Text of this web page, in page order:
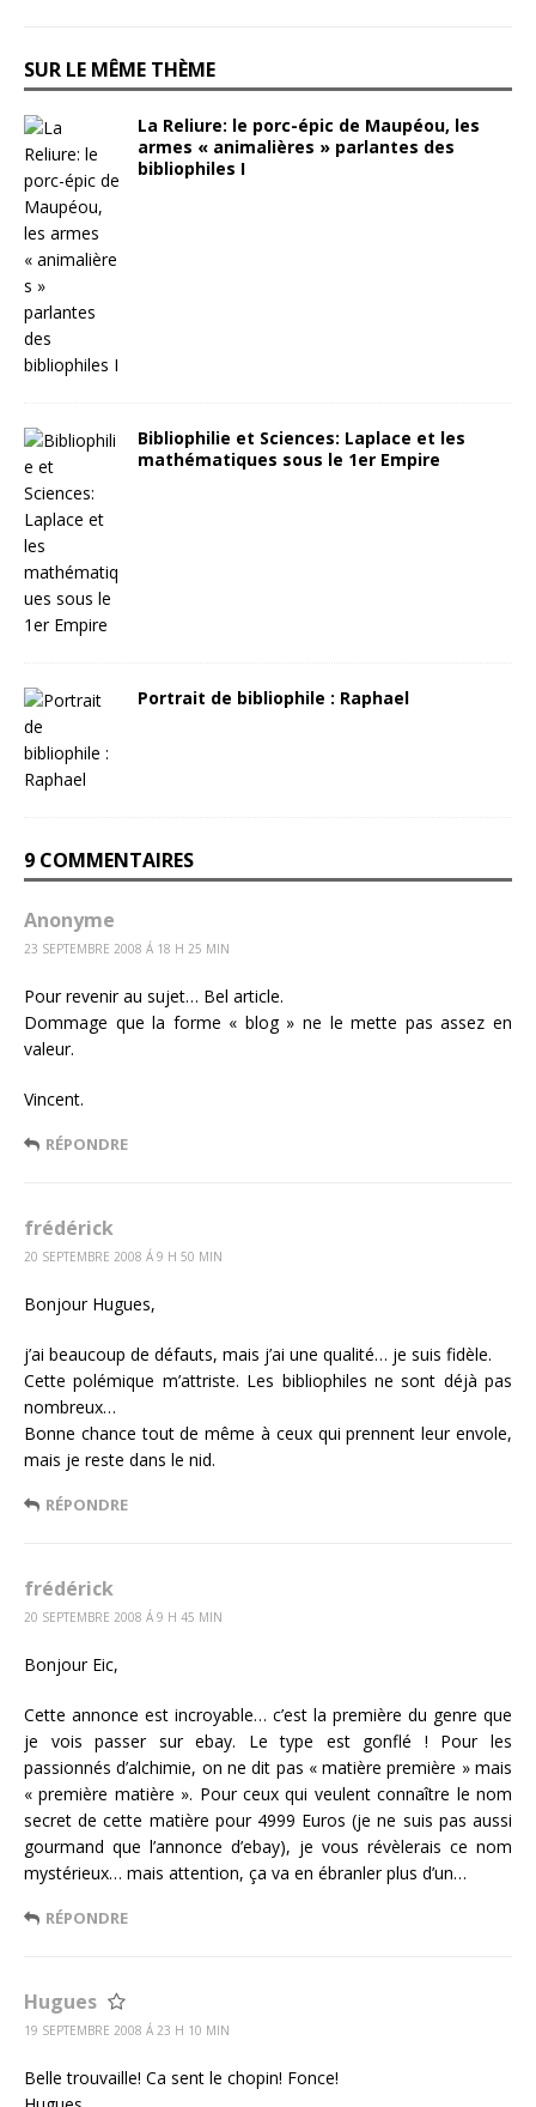
SUR LE MÊME THÈME
La Reliure: le porc-épic de Maupéou, les
armes « animalières » parlantes des
bibliophiles I
Bibliophilie et Sciences: Laplace et les
mathématiques sous le 1er Empire
Portrait de bibliophile : Raphael
9 COMMENTAIRES
Anonyme
23 SEPTEMBRE 2008 Á 18 H 25 MIN
Pour revenir au sujet… Bel article.
Dommage que la forme « blog » ne le mette pas assez en
valeur.
Vincent.
RÉPONDRE
frédérick
20 SEPTEMBRE 2008 Á 9 H 50 MIN
Bonjour Hugues,
j’ai beaucoup de défauts, mais j’ai une qualité… je suis fidèle.
Cette polémique m’attriste. Les bibliophiles ne sont déjà pas
nombreux…
Bonne chance tout de même à ceux qui prennent leur envole,
mais je reste dans le nid.
RÉPONDRE
frédérick
20 SEPTEMBRE 2008 Á 9 H 45 MIN
Bonjour Eic,
Cette annonce est incroyable… c’est la première du genre que
je vois passer sur ebay. Le type est gonflé ! Pour les
passionnés d’alchimie, on ne dit pas « matière première » mais
« première matière ». Pour ceux qui veulent connaître le nom
secret de cette matière pour 4999 Euros (je ne suis pas aussi
gourmand que l’annonce d’ebay), je vous révèlerais ce nom
mystérieux… mais attention, ça va en ébranler plus d’un…
RÉPONDRE
Hugues
19 SEPTEMBRE 2008 Á 23 H 10 MIN
Belle trouvaille! Ca sent le chopin! Fonce!